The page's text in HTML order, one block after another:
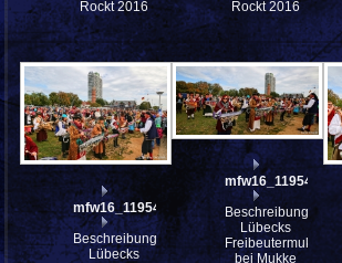
Rockt 2016
Rockt 2016
mfw16_119547ww
Beschreibung:
Lübecks
mfw16_119543ww
Beschreibung:
Lübecks
Freibeutermukke
bei Mukke